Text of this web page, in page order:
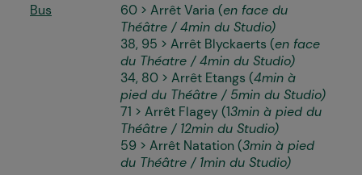
Bus 60 > Arrêt Varia (en face du
Théâtre / 4min du Studio)
38, 95 > Arrêt Blyckaerts (en face
du Théatre / 4min du Studio)
34, 80 > Arrêt Etangs (4min à
pied du Théâtre / 5min du Studio)
71 > Arrêt Flagey (13min à pied du
Théâtre / 12min du Studio)
59 > Arrêt Natation (3min à pied
du Théâtre / 1min du Studio)